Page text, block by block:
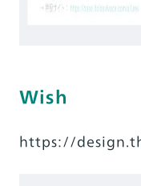
Wish
https://